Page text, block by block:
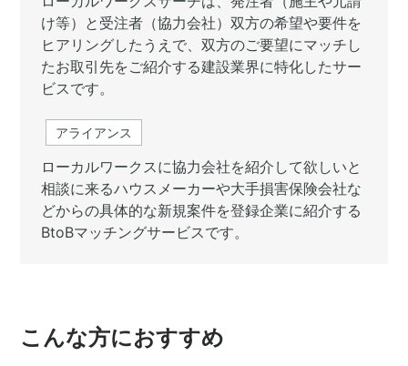
け等）と受注者（協力会社）双方の希望や要件を
ヒアリングしたうえで、双方のご要望にマッチし
たお取引先をご紹介する建設業界に特化したサー
ビスです。
アライアンス
ローカルワークスに協力会社を紹介して欲しいと
相談に来るハウスメーカーや大手損害保険会社な
どからの具体的な新規案件を登録企業に紹介する
BtoBマッチングサービスです。
こんな方におすすめ